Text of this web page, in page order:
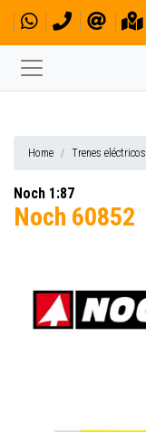
Home Trenes eléctricos
Noch 1:87
Noch 60852